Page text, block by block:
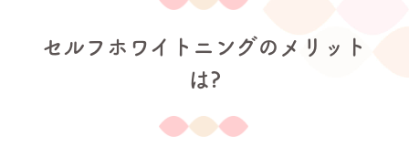
セルフホワイトニングのメリット
は?